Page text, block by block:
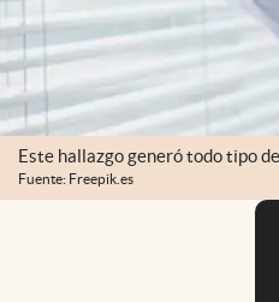
Este hallazgo generó todo tipo
Fuente: Freepik.es